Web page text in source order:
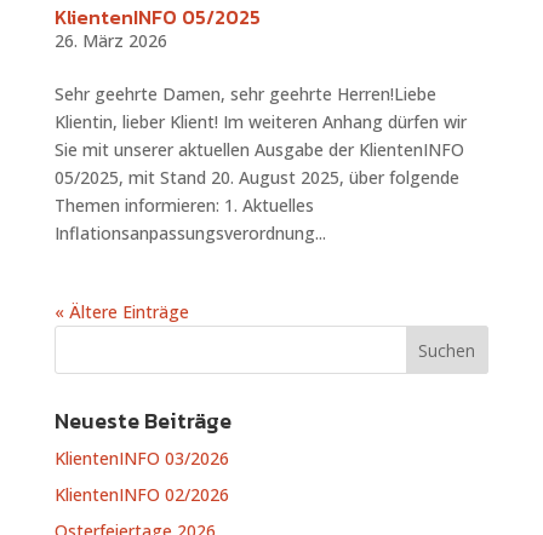
KlientenINFO 05/2025
26. März 2026
Sehr geehrte Damen, sehr geehrte Herren!Liebe
Klientin, lieber Klient! Im weiteren Anhang dürfen wir
Sie mit unserer aktuellen Ausgabe der KlientenINFO
05/2025, mit Stand 20. August 2025, über folgende
Themen informieren: 1. Aktuelles
Inflationsanpassungsverordnung...
« Ältere Einträge
Neueste Beiträge
KlientenINFO 03/2026
KlientenINFO 02/2026